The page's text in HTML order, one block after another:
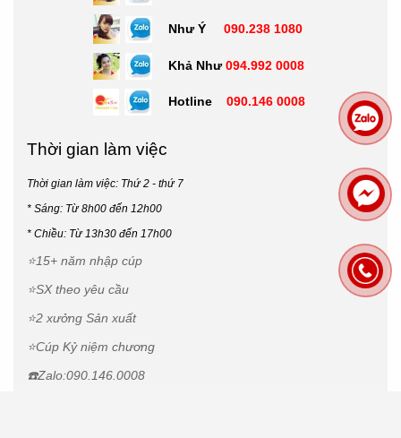
Như Ý 090.238 1080
Khả Như 094.992 0008
Hotline 090.146 0008
Thời gian làm việc
Thời gian làm việc: Thứ 2 - thứ 7
* Sáng: Từ 8h00 đến 12h00
* Chiều: Từ 13h30 đến 17h00
⭐15+ năm nhập cúp
⭐SX theo yêu cầu
⭐2 xưởng Sản xuất
⭐Cúp Kỷ niệm chương
☎️Zalo:090.146.0008